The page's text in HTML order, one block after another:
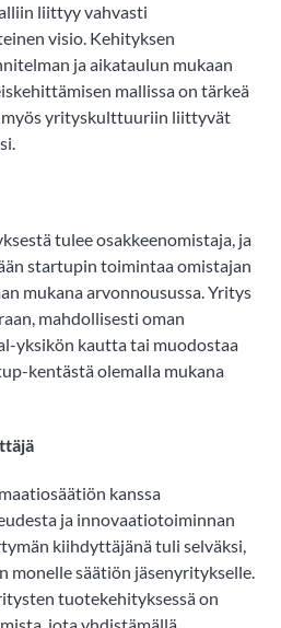
liittyy vahvasti
visio. Kehityksen
ja aikataulun mukaan
mallissa on tärkeä
myös yrityskulttuuriin liittyvät
tulee osakkeenomistaja, ja
startupin toimintaa omistajan
mukana arvonnousussa. Yritys
mahdollisesti oman
yksikön kautta tai muodostaa
kentästä olemalla mukana
kanssa
ja innovaatiotoiminnan
kiihdyttäjänä tuli selväksi,
monelle säätiön jäsenyritykselle.
tuotekehityksessä on